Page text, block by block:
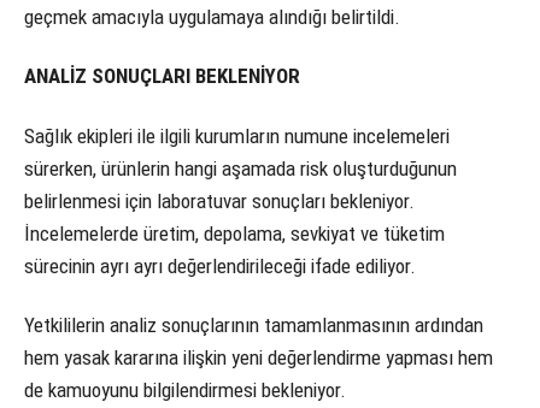
geçmek amacıyla uygulamaya alındığı belirtildi.
ANALİZ SONUÇLARI BEKLENİYOR
Sağlık ekipleri ile ilgili kurumların numune incelemeleri
sürerken, ürünlerin hangi aşamada risk oluşturduğunun
belirlenmesi için laboratuvar sonuçları bekleniyor.
İncelemelerde üretim, depolama, sevkiyat ve tüketim
sürecinin ayrı ayrı değerlendirileceği ifade ediliyor.
Yetkililerin analiz sonuçlarının tamamlanmasının ardından
hem yasak kararına ilişkin yeni değerlendirme yapması hem
de kamuoyunu bilgilendirmesi bekleniyor.